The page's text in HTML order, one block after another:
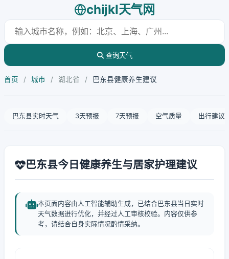
chijkl天气网
查询天气
首页 / 城市 / 湖北省 / 巴东县健康养生建议
巴东县实时天气 3天预报 7天预报 空气质量 出行建议
巴东县今日健康养生与居家护理建议
本页面内容由人工智能辅助生成，已结合巴东县当日实时
天气数据进行优化，并经过人工审核校验。内容仅供参
考，请结合自身实际情况酌情采纳。